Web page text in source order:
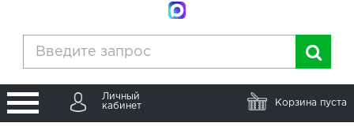
Личный
кабинет
Корзина пуста